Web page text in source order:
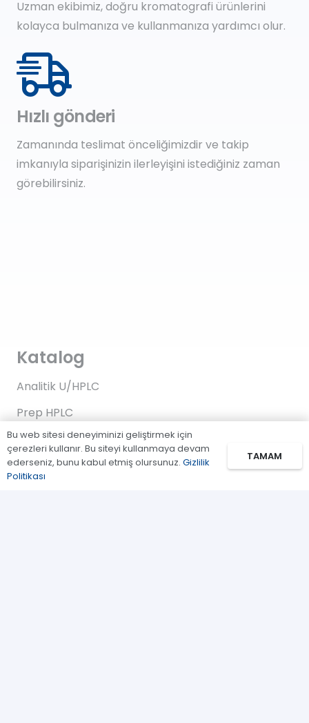
Uzman ekibimiz, doğru kromatografi ürünlerini
kolayca bulmanıza ve kullanmanıza yardımcı olur.
Hızlı gönderi
Zamanında teslimat önceliğimizdir ve takip
imkanıyla siparişinizin ilerleyişini istediğiniz zaman
görebilirsiniz.
Katalog
Analitik U/HPLC
Prep HPLC
FPLC
Gaz Kromatografi
Bu web sitesi deneyiminizi geliştirmek için
çerezleri kullanır. Bu siteyi kullanmaya devam
ederseniz, bunu kabul etmiş olursunuz. Gizlilik
Politikası
TAMAM